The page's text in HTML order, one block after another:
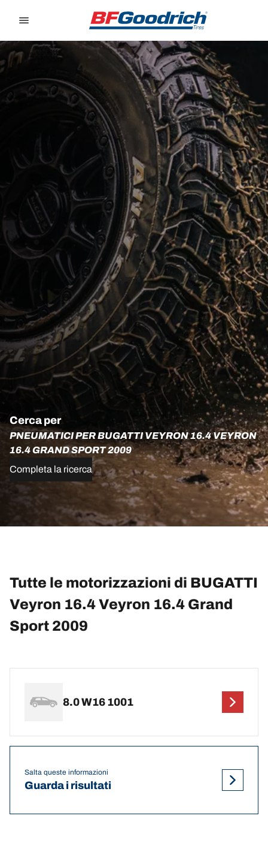
Cerca per
PNEUMATICI PER BUGATTI VEYRON 16.4 VEYRON
16.4 GRAND SPORT 2009
Completa la ricerca
Tutte le motorizzazioni di BUGATTI
Veyron 16.4 Veyron 16.4 Grand
Sport 2009
8.0 W16 1001
Salta queste informazioni
Guarda i risultati